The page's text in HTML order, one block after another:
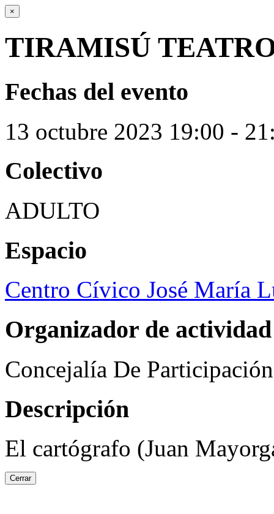
×
TIRAMISÚ
Fechas del evento
13 octubre 2023 19:00 -
Colectivo
ADULTO
Espacio
Centro Cívico José María
Organizador de actividad
Concejalía De
Descripción
El cartógrafo (Juan
Cerrar